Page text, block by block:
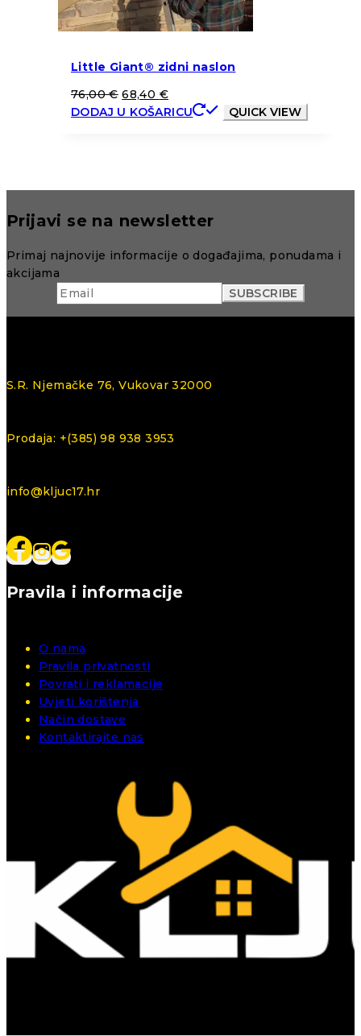
Little Giant® zidni naslon
76,00€ 68,40 €
DODAJ U KOŠARICU
QUICK VIEW
Prijavi se na newsletter
Primaj najnovije informacije o događajima, ponudama i
akcijama
S.R. Njemačke 76, Vukovar 32000
Prodaja: +(385) 98 938 3953
info@kljuc17.hr
Pravila i informacije
O nama
Pravila privatnosti
Povrati i reklamacije
Uvjeti korištenja
Način dostave
Kontaktirajte nas